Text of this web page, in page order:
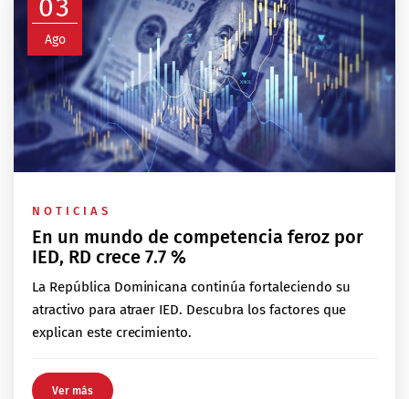
03
Ago
NOTICIAS
En un mundo de competencia feroz por
IED, RD crece 7.7 %
La República Dominicana continúa fortaleciendo su
atractivo para atraer IED. Descubra los factores que
explican este crecimiento.
Ver más